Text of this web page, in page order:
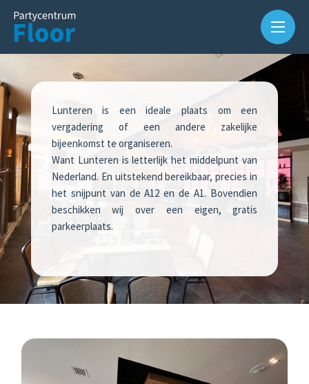
Over
ons
Waarom
Partycentrum
Slijterij
in
Agenda
Lunteren is een ideale plaats om een
vergadering of een andere zakelijke
bijeenkomst te organiseren.
Want Lunteren is letterlijk het middelpunt van
Nederland. En uitstekend bereikbaar, precies in
het snijpunt van de A12 en de A1. Bovendien
beschikken wij over een eigen, gratis
parkeerplaats.